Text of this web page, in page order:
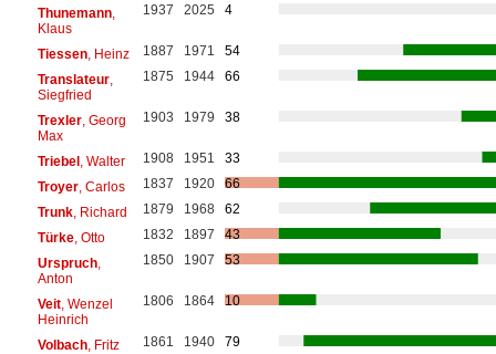
Thunemann,
Klaus
1937 2025 4
Tiessen, Heinz 1887 1971
54
Translateur,
Siegfried
1875 1944 66
Trexler, Georg
Max
1903 1979 38
Triebel, Walter 1908 1951
33
Troyer, Carlos 1837 1920
66
Trunk, Richard 1879 1968
62
Türke, Otto 1832 1897
43
Urspruch,
Anton
1850 1907 53
Veit, Wenzel
Heinrich
1806 1864 10
Volbach, Fritz 1861 1940
79